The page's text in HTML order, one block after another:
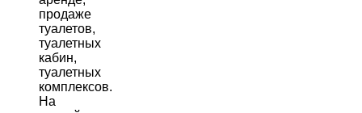
продаже
туалетов,
туалетных
кабин,
туалетных
комплексов.
На